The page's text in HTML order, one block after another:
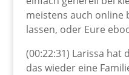
meistens auch online
lassen, oder Eure
(00:22:31) Larissa hat
das wieder eine